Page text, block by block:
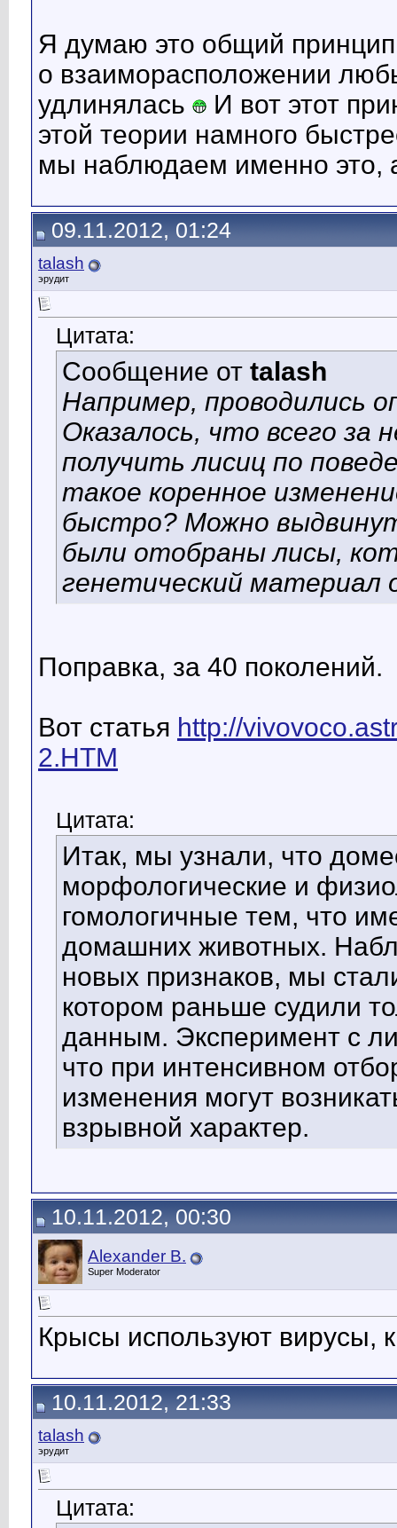
Я думаю это общий
о взаиморасположении
удлинялась
И вот этот
этой теории намного
мы наблюдаем именно это,
09.11.2012, 01:24
talash
эрудит
Цитата:
Сообщение от talash
Например, проводились
Оказалось, что всего за
получить лисиц по
такое коренное
быстро? Можно
были отобраны лисы,
генетический материал
Поправка, за 40 поколений.
Вот статья http://
2.HTM
Цитата:
Итак, мы узнали, что
морфологические и
гомологичные тем, что
домашних животных.
новых признаков, мы
котором раньше судили
данным. Эксперимент с
что при интенсивном
изменения могут
взрывной характер.
10.11.2012, 00:30
Alexander B.
Super Moderator
Крысы используют вирусы,
10.11.2012, 21:33
talash
эрудит
Цитата: